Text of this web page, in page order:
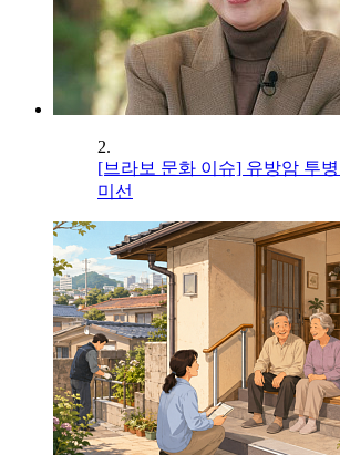
2.
[브라보 문화 이슈] 유방암 투
미선